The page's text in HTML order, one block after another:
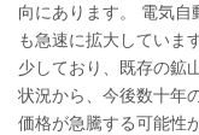
向にあります。 電気
も急速に拡大していま
少しており、既存の鉱
状況から、今後数十年
価格が急騰する可能性